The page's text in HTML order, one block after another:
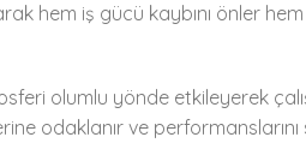
hem iş gücü kaybını önler
olumlu yönde etkileyerek
odaklanır ve